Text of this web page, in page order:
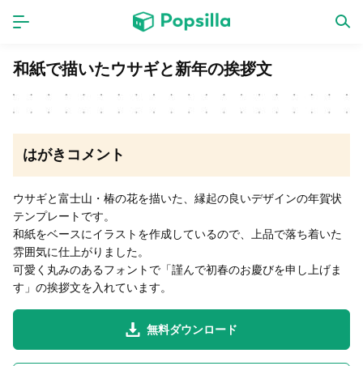
ホーム アプリ
LINE無料スタンプ
和紙で描いたウサギと新年の挨拶文
はがきコメント
ウサギと富士山・椿の花を描いた、縁起の良いデザインの年賀状
テンプレートです。
和紙をベースにイラストを作成しているので、上品で落ち着いた
雰囲気に仕上がりました。
可愛く丸みのあるフォントで「謹んで初春のお慶びを申し上げま
す」の挨拶文を入れています。
無料ダウンロード